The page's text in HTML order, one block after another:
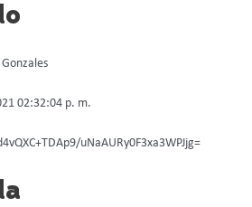
02:32:04 p. m.
uNaAURy0F3xa3WPJjg=